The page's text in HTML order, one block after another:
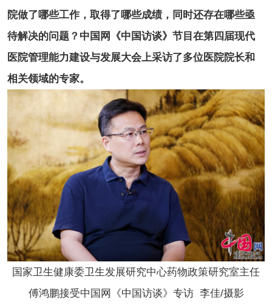
院做了哪些工作，取得了哪些成绩，同时还存在哪些亟
待解决的问题？中国网《中国访谈》节目在第四届现代
医院管理能力建设与发展大会上采访了多位医院院长和
相关领域的专家。
国家卫生健康委卫生发展研究中心药物政策研究室主任
傅鸿鹏接受中国网《中国访谈》专访 李佳/摄影